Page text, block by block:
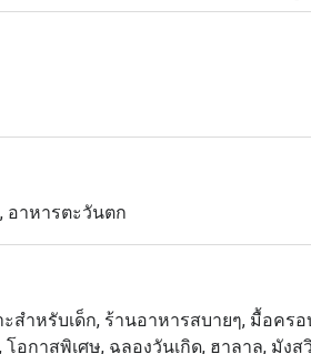
ทยแบบร่วมสมัย ปรุงด้วยวัตถุดิบสดให
กาสพิเศษ โดยให้บริการอย่างใส่ใจเพื่
อาหารตะวันตก
สำหรับเด็ก, ร้านอาหารสบายๆ, มื้อคร
อกาสพิเศษ, ฉลองวันเกิด, ฮาลาล, มังส